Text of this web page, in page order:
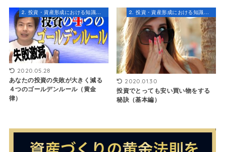
2020.05.28
あなたの投資の失敗が大きく減る
４つのゴールデンルール（黄金
律）
2020.01.30
投資でとっても安い買い物をする
秘訣（基本編）